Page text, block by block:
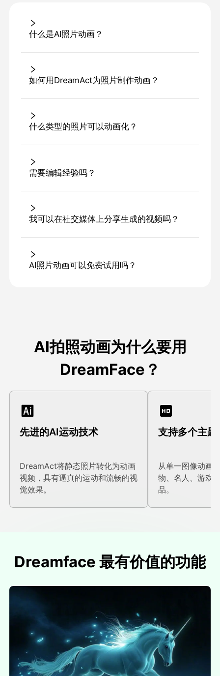
什么是AI照片动画？
如何用DreamAct为照片制作动画？
什么类型的照片可以动画化？
需要编辑经验吗？
我可以在社交媒体上分享生成的视频吗？
AI照片动画可以免费试用吗？
AI拍照动画为什么要用
DreamFace？
先进的AI运动技术
DreamAct将静态照片转化为动画
视频，具有逼真的运动和流畅的视
觉效果。
支持多个主题
从单一图像动画
物、名人、游戏
品。
Dreamface 最有价值的功能